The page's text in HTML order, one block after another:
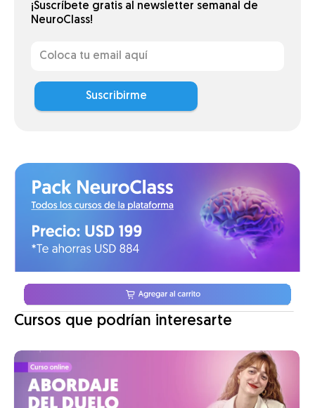
¡Suscríbete gratis al newsletter semanal de
NeuroClass!
Suscribirme
Cursos que podrían interesarte